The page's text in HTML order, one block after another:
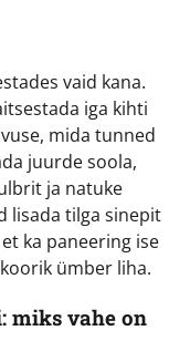
vaid kana.
iga kihti
mida tunned
juurde soola,
ja natuke
lisada tilga sinepit
ka paneering ise
ümber liha.
miks vahe on